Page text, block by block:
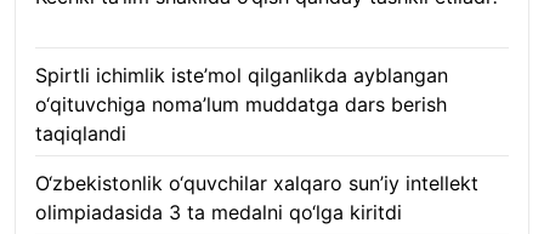
Spirtli ichimlik iste’mol qilganlikda ayblangan
o‘qituvchiga noma’lum muddatga dars berish
taqiqlandi
O‘zbekistonlik o‘quvchilar xalqaro sun’iy intellekt
olimpiadasida 3 ta medalni qo‘lga kiritdi